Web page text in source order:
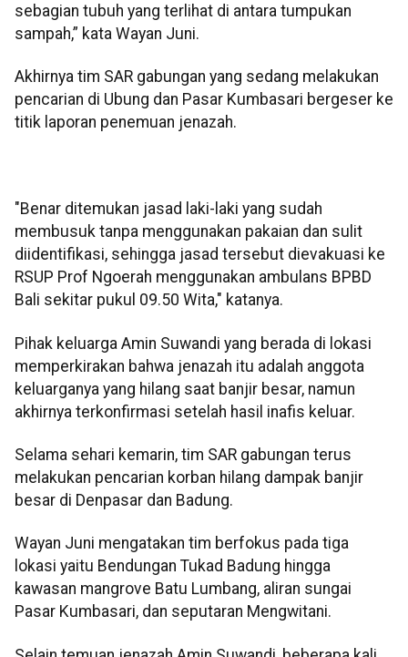
sebagian tubuh yang terlihat di antara tumpukan
sampah,” kata Wayan Juni.
Akhirnya tim SAR gabungan yang sedang melakukan
pencarian di Ubung dan Pasar Kumbasari bergeser ke
titik laporan penemuan jenazah.
"Benar ditemukan jasad laki-laki yang sudah
membusuk tanpa menggunakan pakaian dan sulit
diidentifikasi, sehingga jasad tersebut dievakuasi ke
RSUP Prof Ngoerah menggunakan ambulans BPBD
Bali sekitar pukul 09.50 Wita," katanya.
Pihak keluarga Amin Suwandi yang berada di lokasi
memperkirakan bahwa jenazah itu adalah anggota
keluarganya yang hilang saat banjir besar, namun
akhirnya terkonfirmasi setelah hasil inafis keluar.
Selama sehari kemarin, tim SAR gabungan terus
melakukan pencarian korban hilang dampak banjir
besar di Denpasar dan Badung.
Wayan Juni mengatakan tim berfokus pada tiga
lokasi yaitu Bendungan Tukad Badung hingga
kawasan mangrove Batu Lumbang, aliran sungai
Pasar Kumbasari, dan seputaran Mengwitani.